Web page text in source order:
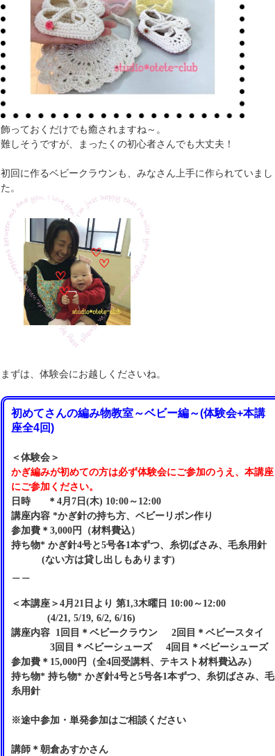
飾っておくだけでも癒されますね～。
難しそうですが、まったくの初心者さんでも大丈夫！
初回に作るベビークラウンも、みなさん上手に作られていまし
た。
まずは、体験会にお越しくださいね。
初めてさんの編み物教室～ベビー編～(体験会+本講
座全4回)
＜体験会＞
かぎ編みが初めての方は必ず体験会にご参加のうえ、本講座
にご参加ください。
日時 ＊4月7日(木) 10:00～12:00
講座内容 *かぎ針の持ち方、ベビーリボン作り
参加費＊3,000円（材料費込）
持ち物* かぎ針4号と5号各1本ずつ、糸切ばさみ、毛糸用針
(ない方は貸し出しもあります)
＜本講座＞4月21日より 第1,3木曜日 10:00～12:00
(4/21, 5/19, 6/2, 6/16)
講座内容 1回目＊ベビークラウン 2回目＊ ベビースタイ
3回目＊ ベビーシューズ 4回目＊ ベビーシューズ
参加費＊15,000円（全4回受講料、テキスト材料費込み）
持ち物* 持ち物* かぎ針4号と5号各1本ずつ、糸切ばさみ、毛
糸用針
※途中参加・単発参加はご相談ください
講師＊朝倉あすかさん